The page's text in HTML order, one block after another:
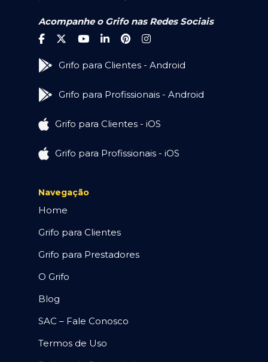
Acompanhe o Grifo nas Redes Sociais
Grifo para Clientes - Android
Grifo para Profissionais - Android
Grifo para Clientes - iOS
Grifo para Profissionais - iOS
Navegação
Home
Grifo para Clientes
Grifo para Prestadores
O Grifo
Blog
SAC – Fale Conosco
Termos de Uso